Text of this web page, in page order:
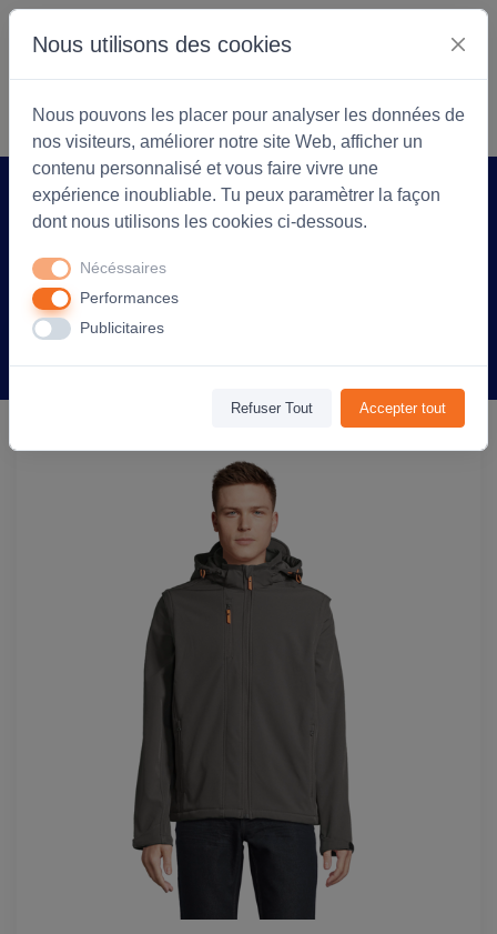
S'identifier Commencer
Accueil Coopérarock Produit
Transformer - Unisexe - Anthracite
Nous utilisons des cookies
Nous pouvons les placer pour analyser les données de
nos visiteurs, améliorer notre site Web, afficher un
contenu personnalisé et vous faire vivre une
expérience inoubliable. Tu peux paramètrer la façon
dont nous utilisons les cookies ci-dessous.
Nécéssaires
Performances
Publicitaires
Refuser Tout Accepter tout